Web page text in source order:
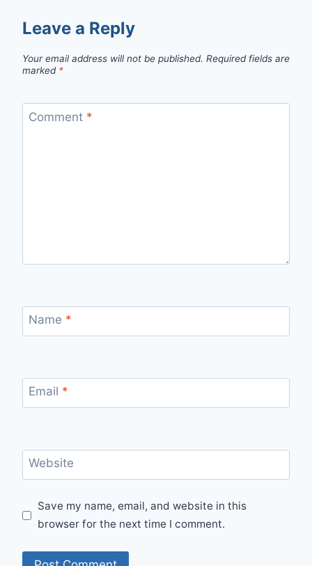
Leave a Reply
Your email address will not be published. Required fields are
marked *
Comment *
Name *
Email *
Website
Save my name, email, and website in this
browser for the next time I comment.